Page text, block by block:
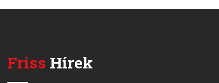
Friss Hírek